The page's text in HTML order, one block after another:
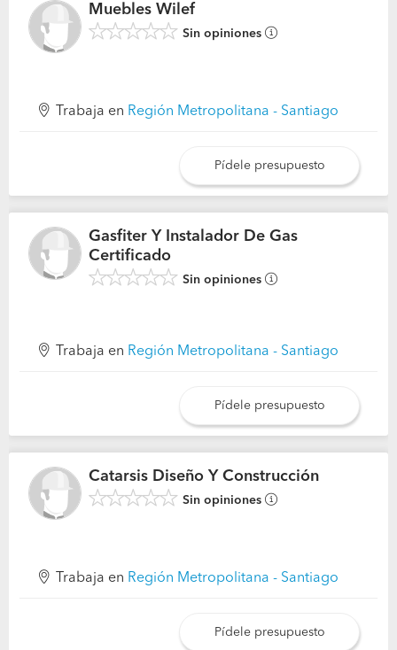
Muebles Wilef
Sin opiniones
Trabaja en Región Metropolitana - Santiago
Pídele presupuesto
Gasfiter Y Instalador De Gas
Certificado
Sin opiniones
Trabaja en Región Metropolitana - Santiago
Pídele presupuesto
Catarsis Diseño Y Construcción
Sin opiniones
Trabaja en Región Metropolitana - Santiago
Pídele presupuesto